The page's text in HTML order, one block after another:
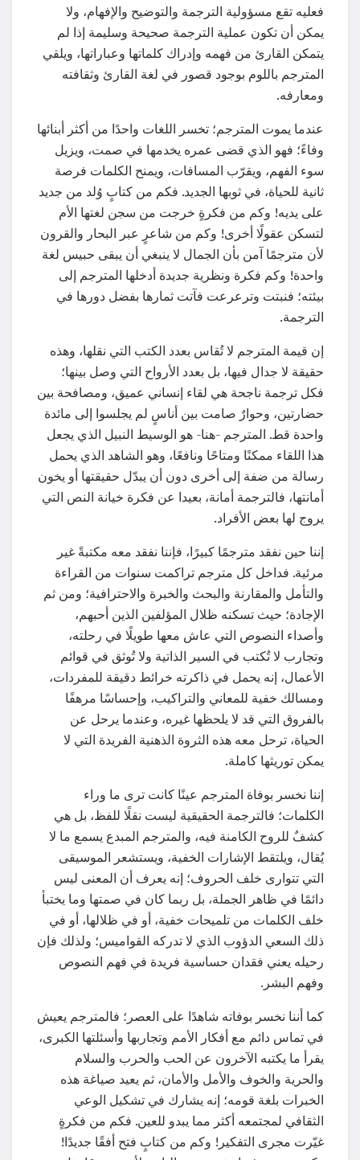
فعليه تقع مسؤولية الترجمة والتوضيح والإفهام، ولا
يمكن أن تكون عملية الترجمة صحيحة وسليمة إذا لم
يتمكن القارئ من فهمه وإدراك كلماتها وعباراتها، ويلقي
المترجم باللوم بوجود قصور في لغة القارئ وثقافته
ومعارفه.
عندما يموت المترجم؛ تخسر اللغات واحدًا من أكثر أبنائها
وفاءً؛ فهو الذي قضى عمره يخدمها في صمت، ويزيل
سوء الفهم، ويقرّب المسافات، ويمنح الكلمات فرصة
ثانية للحياة، في ثوبها الجديد. فكم من كتابٍ وُلد من جديد
على يديه! وكم من فكرةٍ خرجت من سجن لغتها الأم
لتسكن عقولًا أخرى! وكم من شاعرٍ عبر البحار والقرون
لأن مترجمًا آمن بأن الجمال لا ينبغي أن يبقى حبيس لغة
واحدة! وكم فكرة ونظرية جديدة أدخلها المترجم إلى
بيئته؛ فنبتت وترعرعت فآتت ثمارها بفضل دورها في
الترجمة.
إن قيمة المترجم لا تُقاس بعدد الكتب التي نقلها، وهذه
حقيقة لا جدال فيها، بل بعدد الأرواح التي وصل بينها؛
فكل ترجمة ناجحة هي لقاء إنساني عميق، ومصافحة بين
حضارتين، وحوارٌ صامت بين أناسٍ لم يجلسوا إلى مائدة
واحدة قط. المترجم -هنا- هو الوسيط النبيل الذي يجعل
هذا اللقاء ممكنًا ومتاحًا ونافعًا، وهو الشاهد الذي يحمل
رسالة من ضفة إلى أخرى دون أن يبدّل حقيقتها أو يخون
أمانتها، فالترجمة أمانة، بعيدا عن فكرة خيانة النص التي
يروج لها بعض الأفراد.
إننا حين نفقد مترجمًا كبيرًا، فإننا نفقد معه مكتبةً غير
مرئية. فداخل كل مترجم تراكمت سنوات من القراءة
والتأمل والمقارنة والبحث والخبرة والاحترافية؛ ومن ثم
الإجادة؛ حيث تسكنه ظلال المؤلفين الذين أحبهم،
وأصداء النصوص التي عاش معها طويلًا في رحلته،
وتجارب لا تُكتب في السير الذاتية ولا تُوثق في قوائم
الأعمال، إنه يحمل في ذاكرته خرائط دقيقة للمفردات،
ومسالك خفية للمعاني والتراكيب، وإحساسًا مرهفًا
بالفروق التي قد لا يلحظها غيره، وعندما يرحل عن
الحياة، ترحل معه هذه الثروة الذهنية الفريدة التي لا
يمكن توريثها كاملة.
إننا نخسر بوفاة المترجم عينًا كانت ترى ما وراء
الكلمات؛ فالترجمة الحقيقية ليست نقلًا للفظ، بل هي
كشفٌ للروح الكامنة فيه، والمترجم المبدع يسمع ما لا
يُقال، ويلتقط الإشارات الخفية، ويستشعر الموسيقى
التي تتوارى خلف الحروف؛ إنه يعرف أن المعنى ليس
دائمًا في ظاهر الجملة، بل ربما كان في صمتها وما يختبأ
خلف الكلمات من تلميحات خفية، أو في ظلالها، أو في
ذلك السعي الدؤوب الذي لا تدركه القواميس؛ ولذلك فإن
رحيله يعني فقدان حساسية فريدة في فهم النصوص
وفهم البشر.
كما أننا نخسر بوفاته شاهدًا على العصر؛ فالمترجم يعيش
في تماس دائم مع أفكار الأمم وتجاربها وأسئلتها الكبرى،
يقرأ ما يكتبه الآخرون عن الحب والحرب والسلام
والحرية والخوف والأمل والأمان، ثم يعيد صياغة هذه
الخبرات بلغة قومه؛ إنه يشارك في تشكيل الوعي
الثقافي لمجتمعه أكثر مما يبدو للعين. فكم من فكرةٍ
غيّرت مجرى التفكير! وكم من كتابٍ فتح أفقًا جديدًا!